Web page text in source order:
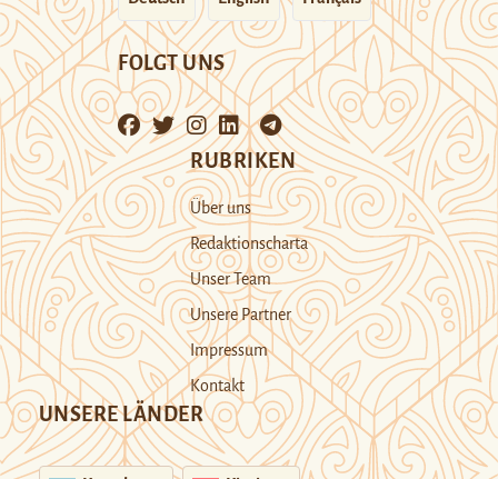
FOLGT UNS
RUBRIKEN
Über uns
Redaktionscharta
Unser Team
Unsere Partner
Impressum
Kontakt
UNSERE LÄNDER